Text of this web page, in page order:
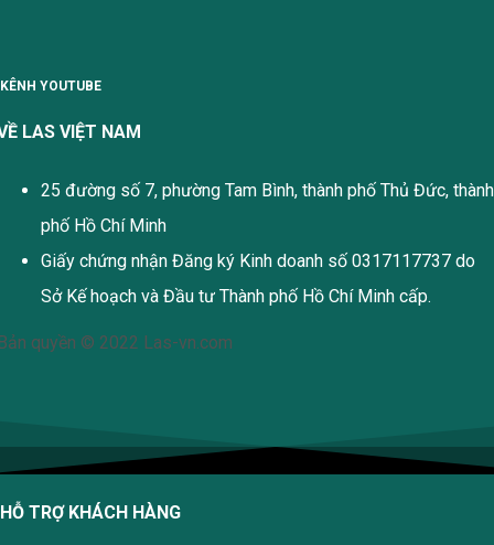
KÊNH YOUTUBE
LAS VIỆT NAM
25 đường số 7, phường Tam Bình, thành phố Thủ Đức, thành
phố Hồ Chí Minh
Giấy chứng nhận Đăng ký Kinh doanh số 0317117737 do
Sở Kế hoạch và Đầu tư Thành phố Hồ Chí Minh cấp.
quyền © 2022 Las-vn.com
HỖ TRỢ KHÁCH HÀNG